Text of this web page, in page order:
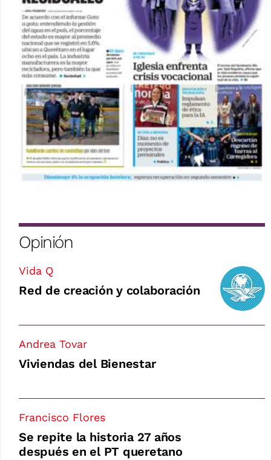
Opinión
Vida Q
Red de creación y colaboración
Andrea Tovar
Viviendas del Bienestar
Francisco Flores
Se repite la historia 27 años
después en el PT queretano